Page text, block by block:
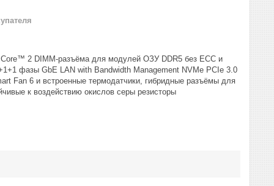
2 DIMM-разъёма для модулей ОЗУ DDR5 без ECC и
фазы GbE LAN with Bandwidth Management NVMe PCIe 3.0
Fan 6 и встроенные термодатчики, гибридные разъёмы для
к воздействию окислов серы резисторы